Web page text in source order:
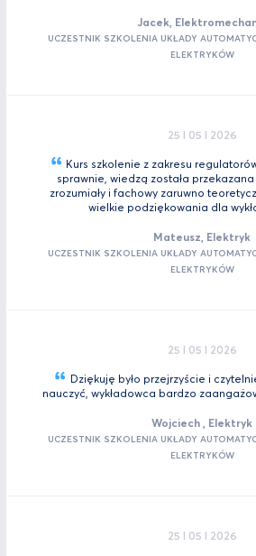
Jacek,
UCZESTNIK SZKOLENIA UKŁADY
ELEKTRYKÓW
25 I 05 I 2026
Kurs szkolenie z zakresu
sprawnie, wiedzą została
zrozumiały i fachowy zaruwno
wielkie podziękowania dla
Mateusz, Elektryk
UCZESTNIK SZKOLENIA UKŁADY
ELEKTRYKÓW
25 I 05 I 2026
Dziękuję było przejrzyście i
nauczyć, wykładowca bardzo
Wojciech , Elektryk
UCZESTNIK SZKOLENIA UKŁADY
ELEKTRYKÓW
25 I 05 I 2026